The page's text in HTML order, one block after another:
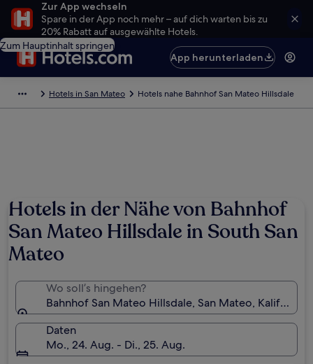
Zur App wechseln
Spare in der App noch mehr – auf dich warten bis zu
20% Rabatt auf ausgewählte Hotels.
Zum Hauptinhalt springen
App herunterladen
Hotels in San Mateo Hotels nahe Bahnhof San Mateo Hillsdale
Hotels in der Nähe von Bahnhof
San Mateo Hillsdale in South San
Mateo
Wo soll’s hingehen?
Bahnhof San Mateo Hillsdale, San Mateo,
Daten
Mo., 24. Aug. - Di., 25. Aug.